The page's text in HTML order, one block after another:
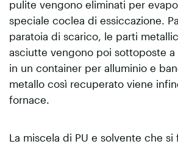
pulite vengono eliminati per
speciale coclea di essiccazione.
paratoia di scarico, le parti
asciutte vengono poi sottoposte a
in un container per alluminio e
metallo così recuperato viene
fornace.
La miscela di PU e solvente che